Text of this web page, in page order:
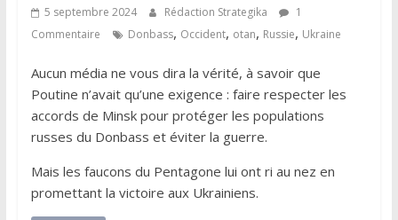
5 septembre 2024 Rédaction Strategika
1
Commentaire
Donbass, Occident, otan, Russie, Ukraine
Aucun média ne vous dira la vérité, à savoir que
Poutine n’avait qu’une exigence : faire respecter les
accords de Minsk pour protéger les populations
russes du Donbass et éviter la guerre.
Mais les faucons du Pentagone lui ont ri au nez en
promettant la victoire aux Ukrainiens.